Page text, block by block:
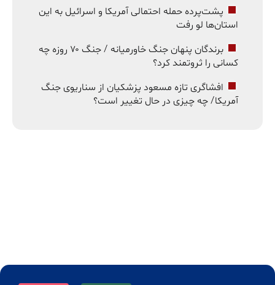
پشت‌پرده حمله احتمالی آمریکا و اسرائیل به این
استان‌ها لو رفت
برندگان پنهان جنگ خاورمیانه / جنگ ۷۰ روزه چه
کسانی را ثروتمند کرد؟
افشاگری تازه مسعود پزشکیان از سناریوی جنگ
آمریکا/ چه چیزی در حال تغییر است؟